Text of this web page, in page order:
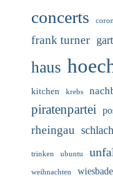
concerts
frank turner
haus
kitchen krebs
piratenpartei
rheingau
trinken ubuntu
weihnachten